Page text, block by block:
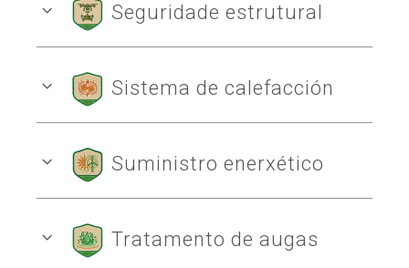
Seguridade estrutural
Sistema de calefacción
Suministro enerxético
Tratamento de augas